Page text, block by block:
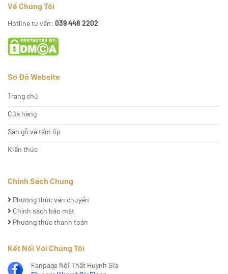
Về Chúng Tôi
Hotline tư vấn: 039 448 2202
Sơ Đồ Website
Trang chủ
Cửa hàng
Sàn gỗ và tấm ốp
Kiến thức
Chính Sách Chung
Phương thức vận chuyển
Chính sách bảo mật
Phương thức thanh toán
Kết Nối Với Chúng Tôi
Fanpage Nội Thất Huỳnh Gia